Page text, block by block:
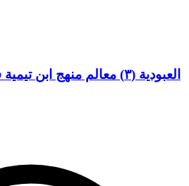
العبودية (٣) معالم منهج